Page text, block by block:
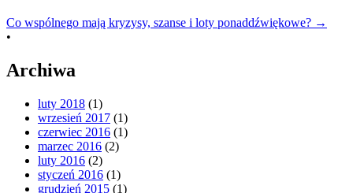
Co wspólnego mają kryzysy, szanse i loty ponaddźwiękowe? →
•
Archiwa
luty 2018 (1)
wrzesień 2017 (1)
czerwiec 2016 (1)
marzec 2016 (2)
luty 2016 (2)
styczeń 2016 (1)
grudzień 2015 (1)